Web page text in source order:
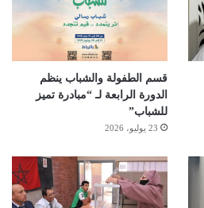
قسم الطفولة والشباب ينظم
الدورة الرابعة لـ “مبادرة تميز
للشباب”
23 يوليو، 2026